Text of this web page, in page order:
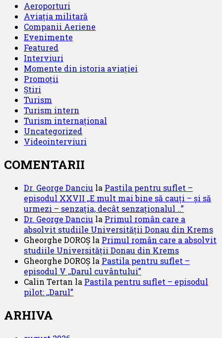
Aeroporturi
Aviația militară
Companii Aeriene
Evenimente
Featured
Interviuri
Momente din istoria aviației
Promoții
Știri
Turism
Turism intern
Turism internațional
Uncategorized
Videointerviuri
COMENTARII
Dr. George Danciu la Pastila pentru suflet –
episodul XXVII ,,E mult mai bine să cauți – și să
urmezi – senzația, decât senzaționalul ..”
Dr. George Danciu la Primul român care a
absolvit studiile Universității Donau din Krems
Gheorghe DOROȘ la Primul român care a absolvit
studiile Universității Donau din Krems
Gheorghe DOROȘ la Pastila pentru suflet –
episodul V ,,Darul cuvântului”
Calin Tertan la Pastila pentru suflet – episodul
pilot: ,,Darul”
ARHIVA